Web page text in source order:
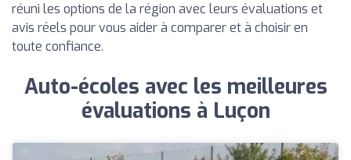
réuni les options de la région avec leurs évaluations et
avis réels pour vous aider à comparer et à choisir en
toute confiance.
Auto-écoles avec les meilleures
évaluations à Luçon